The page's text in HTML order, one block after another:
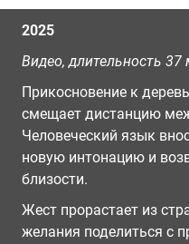
2025
Видео, длительность 37
Прикосновение к
смещает дистанцию
Человеческий язык
новую интонацию и
близости.
Жест прорастает из
желания поделиться с